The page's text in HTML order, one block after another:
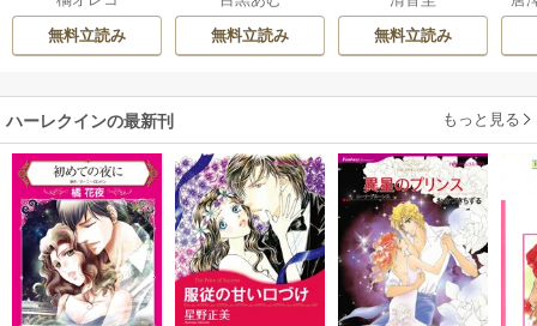
無料立読み
無料立読み
無料立読み
ハーレクインの最新刊 もっと見る